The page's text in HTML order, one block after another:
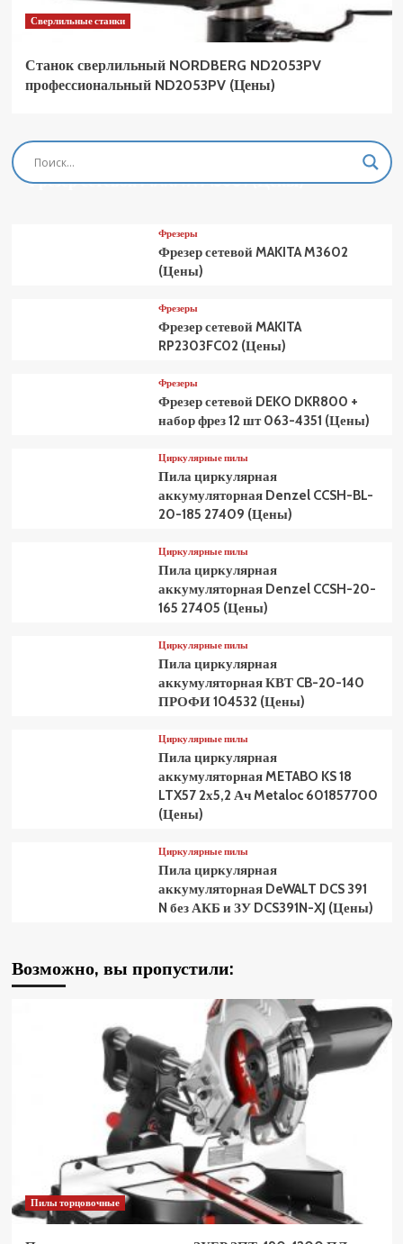
Сверлильные станки
Станок сверлильный NORDBERG ND2053PV
профессиональный ND2053PV (Цены)
Фрезеры
Фрезер сетевой MAKITA M3601 (Цены)
Фрезеры
Фрезер сетевой MAKITA M3602
(Цены)
Фрезеры
Фрезер сетевой MAKITA
RP2303FC02 (Цены)
Фрезеры
Фрезер сетевой DEKO DKR800 +
набор фрез 12 шт 063-4351 (Цены)
Циркулярные пилы
Пила циркулярная
аккумуляторная Denzel CCSH-BL-
20-185 27409 (Цены)
Циркулярные пилы
Пила циркулярная
аккумуляторная Denzel CCSH-20-
165 27405 (Цены)
Циркулярные пилы
Пила циркулярная
аккумуляторная КВТ CB-20-140
ПРОФИ 104532 (Цены)
Циркулярные пилы
Пила циркулярная
аккумуляторная METABO KS 18
LTX57 2х5,2 Ач Metaloc 601857700
(Цены)
Циркулярные пилы
Пила циркулярная
аккумуляторная DeWALT DCS 391
N без АКБ и ЗУ DCS391N-XJ (Цены)
Возможно, вы пропустили:
Пилы торцовочные